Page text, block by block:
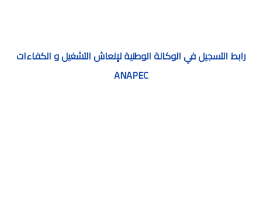
رابط التسجيل في الوكالة الوطنية لإنعاش التشغيل و الكفاءات
ANAPEC